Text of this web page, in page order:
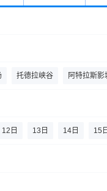
托德拉峡谷 阿特拉斯影
12日 13日 14日 15